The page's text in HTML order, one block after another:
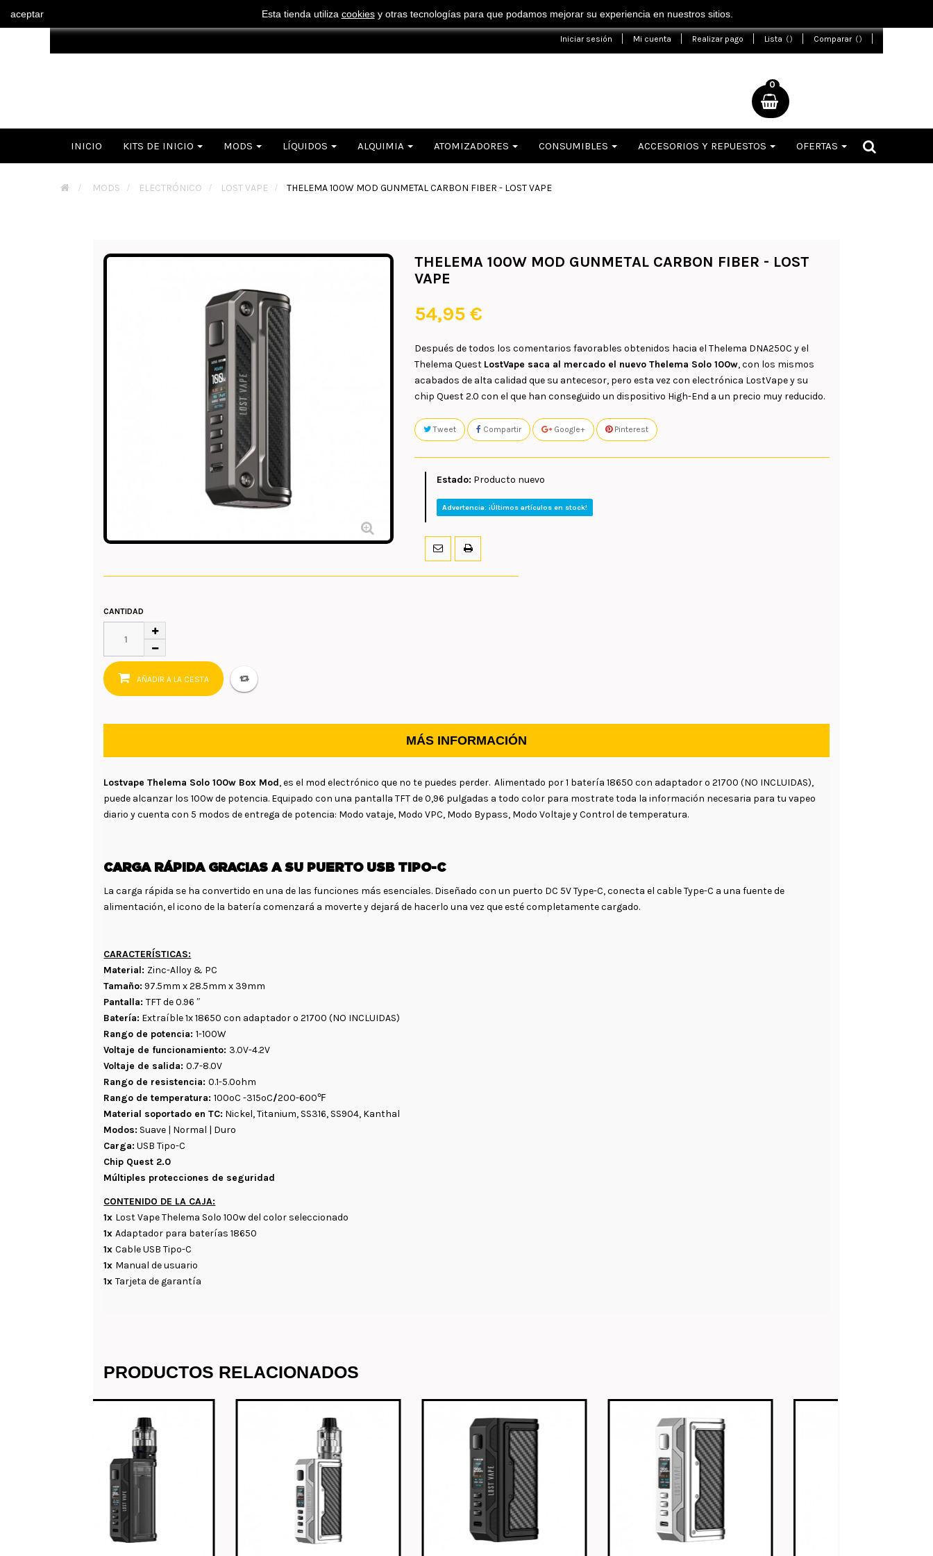
¡ Consigue tu envío gratuito por compras superiores a 50€ !
Iniciar sesión Mi cuenta Realizar pago Lista Comparar
0
INICIO KITS DE INICIO MODS LÍQUIDOS ALQUIMIA ATOMIZADORES CONSUMIBLES ACCESORIOS Y REPUESTOS OFERTAS
> MODS > ELECTRÓNICO > LOST VAPE > THELEMA 100W MOD GUNMETAL CARBON FIBER - LOST VAPE
THELEMA 100W MOD GUNMETAL CARBON FIBER - LOST
VAPE
54,95 €
Después de todos los comentarios favorables obtenidos hacia el Thelema DNA250C y el
Thelema Quest LostVape saca al mercado el nuevo Thelema Solo 100w, con los mismos
acabados de alta calidad que su antecesor, pero esta vez con electrónica LostVape y su
chip Quest 2.0 con el que han conseguido un dispositivo High-End a un precio muy reducido.
Tweet Compartir Google+ Pinterest
Estado: Producto nuevo
Advertencia: ¡Últimos artículos en stock!
CANTIDAD
AÑADIR A LA CESTA
MÁS INFORMACIÓN
Lostvape Thelema Solo 100w Box Mod, es el mod electrónico que no te puedes perder. Alimentado por 1 batería 18650 con adaptador o 21700 (NO INCLUIDAS),
puede alcanzar los 100w de potencia. Equipado con una pantalla TFT de 0,96 pulgadas a todo color para mostrate toda la información necesaria para tu vapeo
diario y cuenta con 5 modos de entrega de potencia: Modo vataje, Modo VPC, Modo Bypass, Modo Voltaje y Control de temperatura.
CARGA RÁPIDA GRACIAS A SU PUERTO USB TIPO-C
La carga rápida se ha convertido en una de las funciones más esenciales. Diseñado con un puerto DC 5V Type-C, conecta el cable Type-C a una fuente de
alimentación, el icono de la batería comenzará a moverte y dejará de hacerlo una vez que esté completamente cargado.
CARACTERÍSTICAS:
Material: Zinc-Alloy & PC
Tamaño: 97.5mm x 28.5mm x 39mm
Pantalla:TFT de 0.96 ″
Batería: Extraíble 1x 18650 con adaptador o 21700 (NO INCLUIDAS)
Rango de potencia:1-100W
Voltaje de funcionamiento: 3.0V-4.2V
Voltaje de salida:0.7-8.0V
Rango de resistencia:0.1-5.0ohm
Rango de temperatura:100ºC -315ºC/200-600℉
Material soportado en TC: Nickel, Titanium, SS316, SS904, Kanthal
Modos: Suave | Normal | Duro
Carga: USB Tipo-C
Chip Quest 2.0
Múltiples protecciones de seguridad
CONTENIDO DE LA CAJA:
1x Lost Vape Thelema Solo 100w del color seleccionado
1xAdaptador para baterías 18650
1xCable USB Tipo-C
1x Manual de usuario
1xTarjeta de garantía
PRODUCTOS RELACIONADOS
aceptar Esta tienda utiliza cookiesy otras tecnologías para que podamos mejorar su experiencia en nuestros sitios.